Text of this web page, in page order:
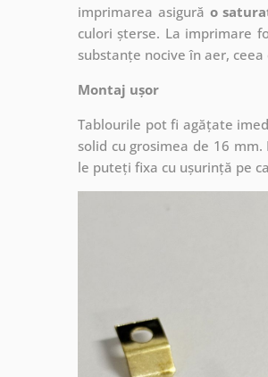
imprimarea asigură o
culori șterse. La imprimare
substanțe nocive în aer,
Montaj ușor
Tablourile pot fi agățate
solid cu grosimea de 16
le puteți fixa cu ușurință pe